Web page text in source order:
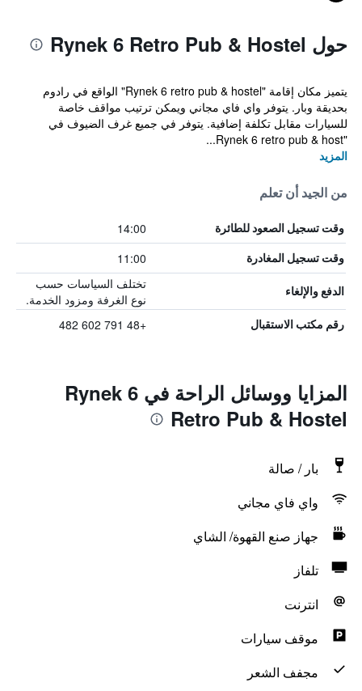
حول Rynek 6 Retro Pub & Hostel
يتميز مكان إقامة "Rynek 6 retro pub & hostel" الواقع في رادوم
بحديقة وبار. يتوفر واي فاي مجاني ويمكن ترتيب مواقف خاصة
للسيارات مقابل تكلفة إضافية. يتوفر في جميع غرف الضيوف في
"Rynek 6 retro pub & host...
المزيد
من الجيد أن تعلم
وقت تسجيل الصعود للطائرة 14:00
وقت تسجيل المغادرة 11:00
الدفع والإلغاء
تختلف السياسات حسب
نوع الغرفة ومزود الخدمة.
رقم مكتب الاستقبال +48 791 602 482
المزايا ووسائل الراحة في Rynek 6
Retro Pub & Hostel
بار / صالة
واي فاي مجاني
جهاز صنع القهوة/ الشاي
تلفاز
انترنت
موقف سيارات
مجفف الشعر